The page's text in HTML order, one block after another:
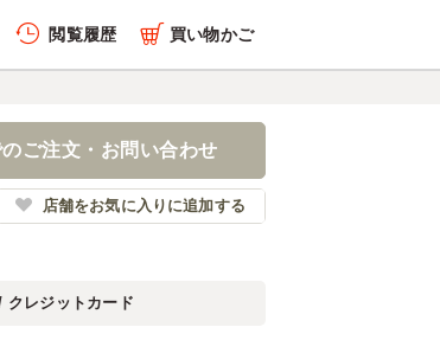
閲覧履歴
歴を全件削除する
買い物かご
ご注文・お問い合わせ
店舗をお気に入りに追加する
クレジットカード